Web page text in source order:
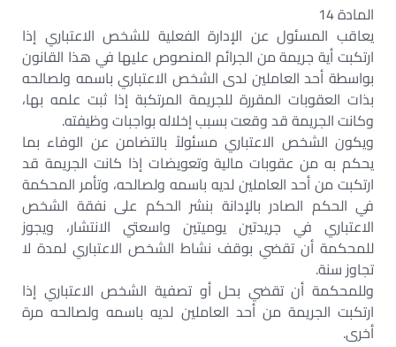
المادة 14
يعاقب المسئول عن الإدارة الفعلية للشخص الاعتباري إذا
ارتكبت أية جريمة من الجرائم المنصوص عليها في هذا القانون
بواسطة أحد العاملين لدى الشخص الاعتباري باسمه ولصالحه
بذات العقوبات المقررة للجريمة المرتكبة إذا ثبت علمه بها،
وكانت الجريمة قد وقعت بسبب إخلاله بواجبات وظيفته.
ويكون الشخص الاعتباري مسئولاً بالتضامن عن الوفاء بما
يحكم به من عقوبات مالية وتعويضات إذا كانت الجريمة قد
ارتكبت من أحد العاملين لديه باسمه ولصالحه، وتأمر المحكمة
في الحكم الصادر بالإدانة بنشر الحكم على نفقة الشخص
الاعتباري في جريدتين يوميتين واسعتي الانتشار، ويجوز
للمحكمة أن تقضي بوقف نشاط الشخص الاعتباري لمدة لا
تجاوز سنة.
وللمحكمة أن تقضي بحل أو تصفية الشخص الاعتباري إذا
ارتكبت الجريمة من أحد العاملين لديه باسمه ولصالحه مرة
أخرى.